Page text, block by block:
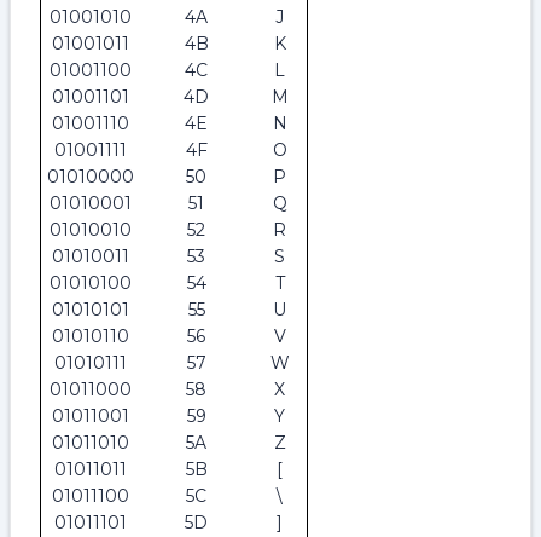
01001010
4A
J
01001011
4B
K
01001100
4C
L
01001101
4D
M
01001110
4E
N
01001111
4F
O
01010000
50
P
01010001
51
Q
01010010
52
R
01010011
53
S
01010100
54
T
01010101
55
U
01010110
56
V
01010111
57
W
01011000
58
X
01011001
59
Y
01011010
5A
Z
01011011
5B
[
01011100
5C
\
01011101
5D
]